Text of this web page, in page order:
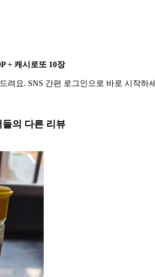
+ 캐시로또 10장
려요. SNS 간편 로그인으로 바로 시작하
의 다른 리뷰